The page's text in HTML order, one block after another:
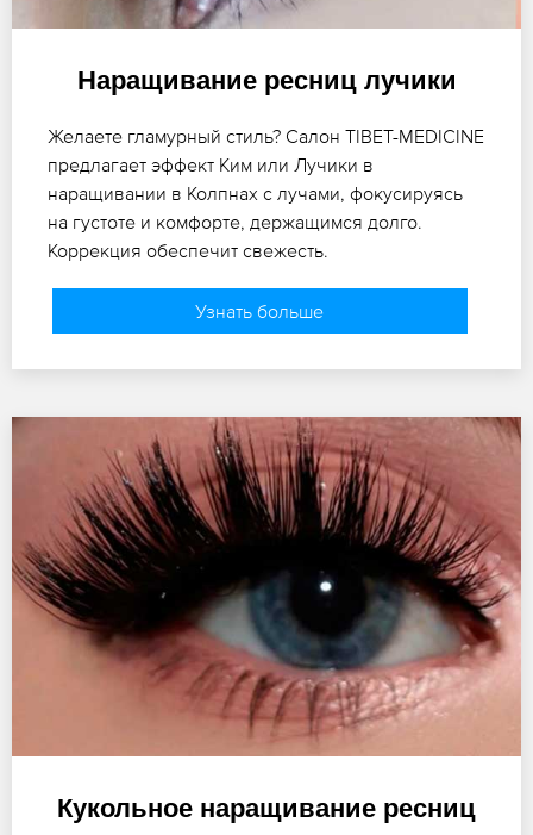
Наращивание ресниц лучики
Желаете гламурный стиль? Салон TIBET-MEDICINE
предлагает эффект Ким или Лучики в
наращивании в Колпнах с лучами, фокусируясь
на густоте и комфорте, держащимся долго.
Коррекция обеспечит свежесть.
Узнать больше
Кукольное наращивание ресниц